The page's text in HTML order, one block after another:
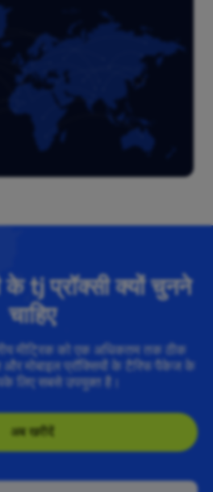
tj प्रॉक्सी क्यों चुनने
चाहिए
मीट्रिक को एक अधिकतम तक ठीक
मोबाइल प्रॉक्सियों के टैरिफ पैकेज के
लिए सबसे उपयुक्त है।
अब खरीदें